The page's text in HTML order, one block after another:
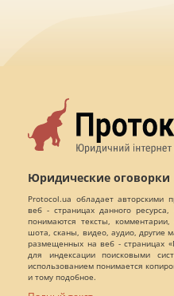
Юридические оговорки
Protocol.ua обладает
веб - страницах данного
понимаются тексты,
шота, сканы, видео, аудио, другие
размещенных на веб - страницах
для индексации поисковыми
использованием понимается
и тому подобное.